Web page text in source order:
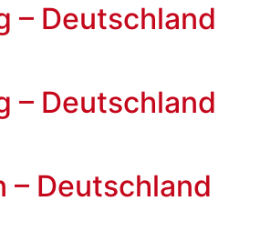
– Deutschland
– Deutschland
– Deutschland